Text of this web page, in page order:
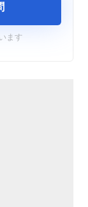
ます